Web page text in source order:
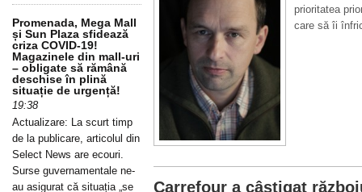
prioritatea
care să îi
Carrefour a câștigat
Promenada, Mega Mall
și Sun Plaza sfidează
criza COVID-19!
Magazinele din mall-uri
– obligate să rămână
deschise în plină
situație de urgență!
19:38
Actualizare: La scurt timp
de la publicare, articolul din
Select News are ecouri.
Surse guvernamentale ne-
au asigurat că situația „se